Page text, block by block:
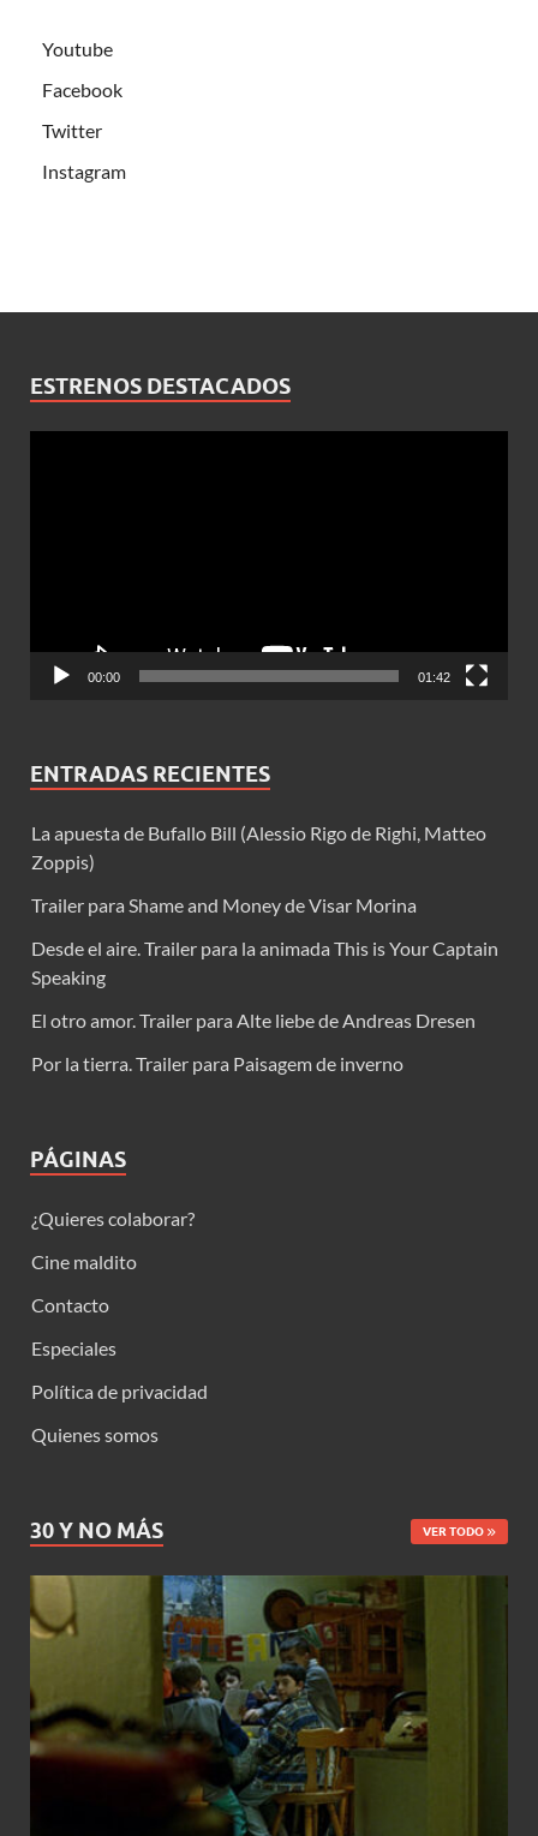
Youtube
Facebook
Twitter
Instagram
ESTRENOS DESTACADOS
00:00 01:42
ENTRADAS RECIENTES
La apuesta de Bufallo Bill (Alessio Rigo de Righi, Matteo
Zoppis)
Trailer para Shame and Money de Visar Morina
Desde el aire. Trailer para la animada This is Your Captain
Speaking
El otro amor. Trailer para Alte liebe de Andreas Dresen
Por la tierra. Trailer para Paisagem de inverno
PÁGINAS
¿Quieres colaborar?
Cine maldito
Contacto
Especiales
Política de privacidad
Quienes somos
30 Y NO MÁS VER TODO